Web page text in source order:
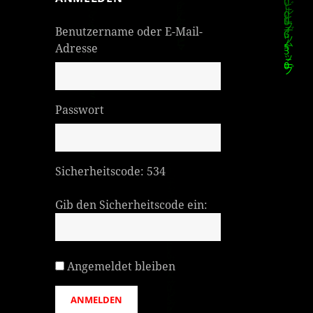
Benutzername oder E-Mail-
Adresse
Passwort
Sicherheitscode: 534
Gib den Sicherheitscode ein:
Angemeldet bleiben
ANMELDEN